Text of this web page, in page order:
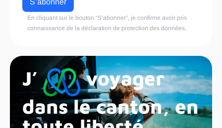
En cliquant sur le bouton “S’abonner”, je confirme avoir pris
connaissance de la déclaration de protection des données.
J’
voyager
dans le canton, en